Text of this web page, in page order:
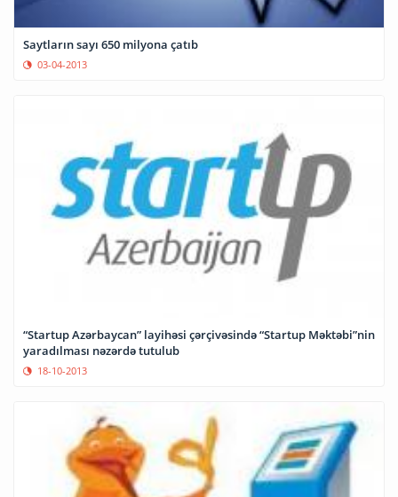
Saytların sayı 650 milyona çatıb
03-04-2013
“Startup Azərbaycan” layihəsi çərçivəsində “Startup Məktəbi”nin
yaradılması nəzərdə tutulub
18-10-2013